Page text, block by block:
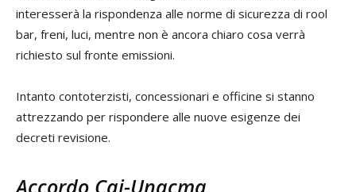
interesserà la rispondenza alle norme di sicurezza di rool
bar, freni, luci, mentre non è ancora chiaro cosa verrà
richiesto sul fronte emissioni.
Intanto contoterzisti, concessionari e officine si stanno
attrezzando per rispondere alle nuove esigenze dei
decreti revisione.
Accordo Cai-Unacma